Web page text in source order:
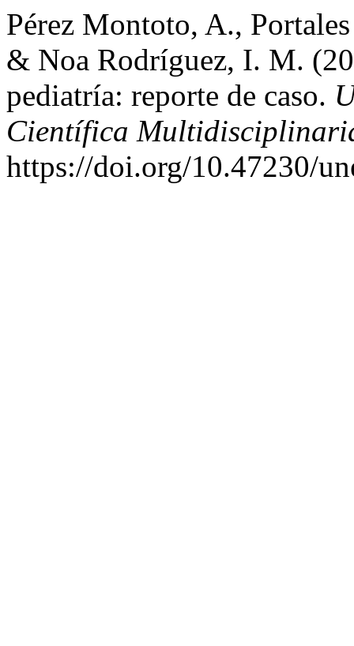
Pérez Montoto, A.,
& Noa Rodríguez, I. M.
pediatría: reporte de caso.
Científica
https://doi.org/10.47230/